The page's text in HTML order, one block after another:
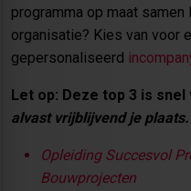
programma op maat
organisatie? Kies van voor
gepersonaliseerd
Let op: Deze top 3 is
alvast vrijblijvend je plaats.
Opleiding Succesvol
Bouwprojecten